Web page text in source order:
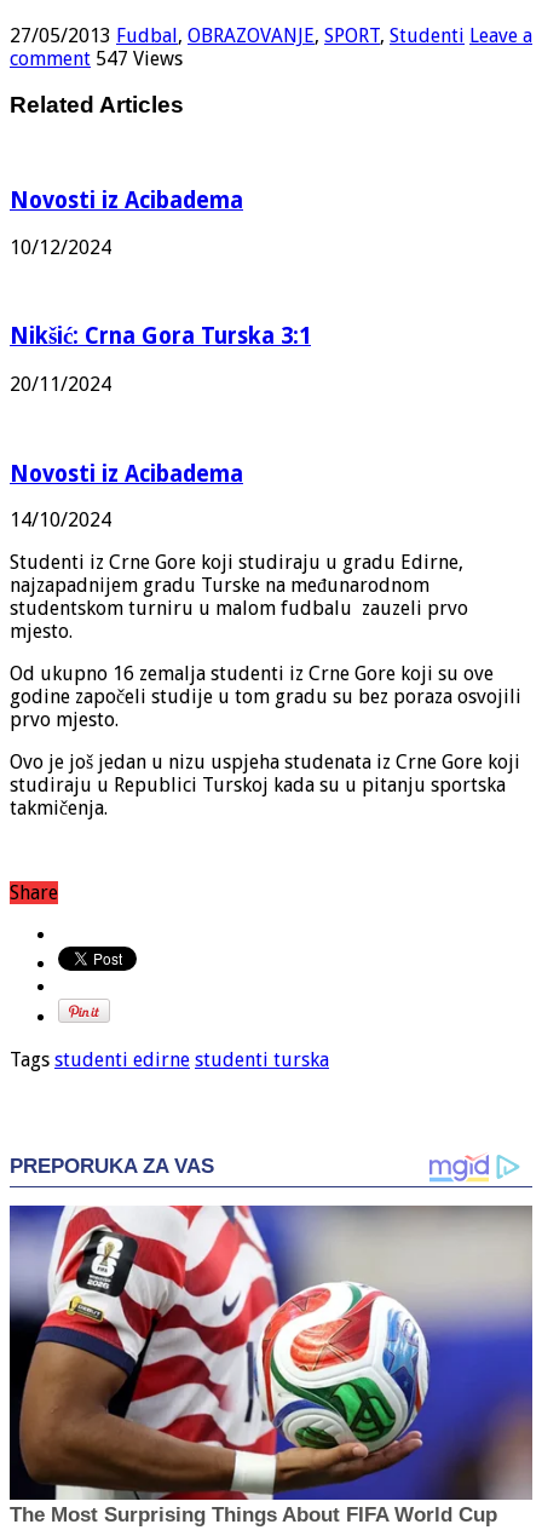
27/05/2013 Fudbal, OBRAZOVANJE, SPORT, Studenti Leave a
comment 547 Views
Related Articles
Novosti iz Acibadema
10/12/2024
Nikšić: Crna Gora Turska 3:1
20/11/2024
Novosti iz Acibadema
14/10/2024
Studenti iz Crne Gore koji studiraju u gradu Edirne,
najzapadnijem gradu Turske na međunarodnom
studentskom turniru u malom fudbalu zauzeli prvo
mjesto.
Od ukupno 16 zemalja studenti iz Crne Gore koji su ove
godine započeli studije u tom gradu su bez poraza osvojili
prvo mjesto.
Ovo je još jedan u nizu uspjeha studenata iz Crne Gore koji
studiraju u Republici Turskoj kada su u pitanju sportska
takmičenja.
Share
Tags studenti edirne studenti turska